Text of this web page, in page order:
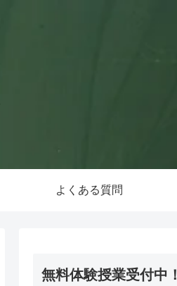
よくある質問
無料体験授業受付中！